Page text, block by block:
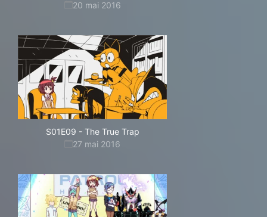
20 mai 2016
S01E09 - The True Trap
27 mai 2016